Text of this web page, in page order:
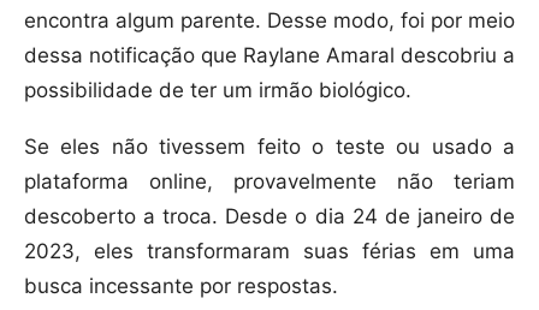
encontra algum parente. Desse modo, foi por meio
dessa notificação que Raylane Amaral descobriu a
possibilidade de ter um irmão biológico.
Se eles não tivessem feito o teste ou usado a
plataforma online, provavelmente não teriam
descoberto a troca. Desde o dia 24 de janeiro de
2023, eles transformaram suas férias em uma
busca incessante por respostas.